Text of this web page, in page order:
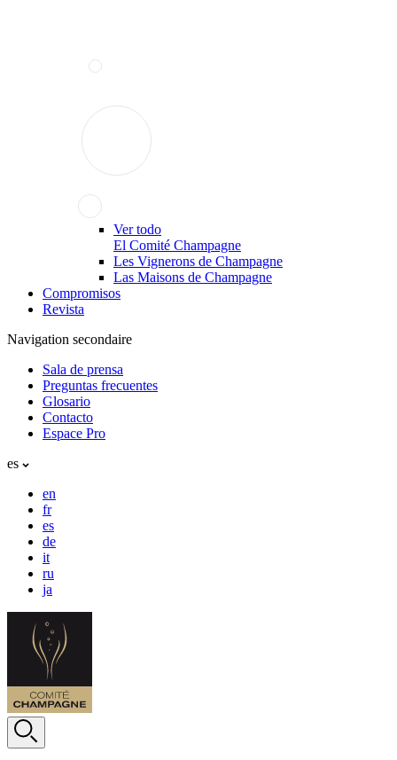
Ver todo
El Comité Champagne
Les Vignerons de Champagne
Las Maisons de Champagne
Compromisos
Revista
Navigation secondaire
Sala de prensa
Preguntas frecuentes
Glosario
Contacto
Espace Pro
es
en
fr
es
de
it
ru
ja